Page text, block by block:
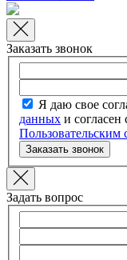
Заказать звонок
Я даю свое
данных и согласен
Пользовательским
Заказать звонок
Задать вопрос